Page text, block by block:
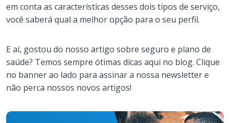
em conta as características desses dois tipos de serviço,
você saberá qual a melhor opção para o seu perfil.
E aí, gostou do nosso artigo sobre seguro e plano de
saúde? Temos sempre ótimas dicas aqui no blog. Clique
no banner ao lado para assinar a nossa newsletter e
não perca nossos novos artigos!